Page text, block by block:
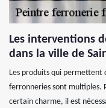
Les interventions
dans la ville de
Les produits qui permettent
ferronneries sont multiples.
certain charme, il est